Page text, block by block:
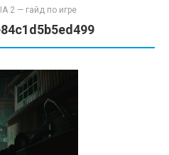
2 — гайд по игре